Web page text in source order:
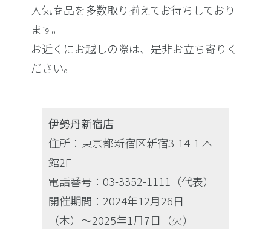
人気商品を多数取り揃えてお待ちしており
ます。
お近くにお越しの際は、是非お立ち寄りく
ださい。
伊勢丹新宿店
住所：東京都新宿区新宿3-14-1 本
館2F
電話番号：03-3352-1111（代表）
開催期間：2024年12月26日
（木）〜2025年1月7日（火）